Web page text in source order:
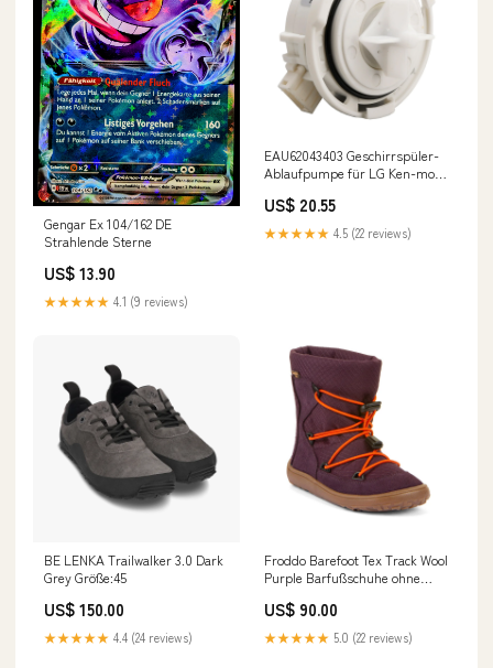
Gengar Ex 104/162 DE
Strahlende Sterne
US$ 13.90
★★★★★ 4.1 (9 reviews)
EAU62043403 Geschirrspüler-
Ablaufpumpe für LG Ken-more
EAU60710801 Honda Drive Belt
US$ 20.55
★★★★★ 4.5 (22 reviews)
BE LENKA Trailwalker 3.0 Dark
Grey Größe:45
US$ 150.00
★★★★★ 4.4 (24 reviews)
Froddo Barefoot Tex Track Wool
Purple Barfußschuhe ohne
US$ 90.00
★★★★★ 5.0 (22 reviews)